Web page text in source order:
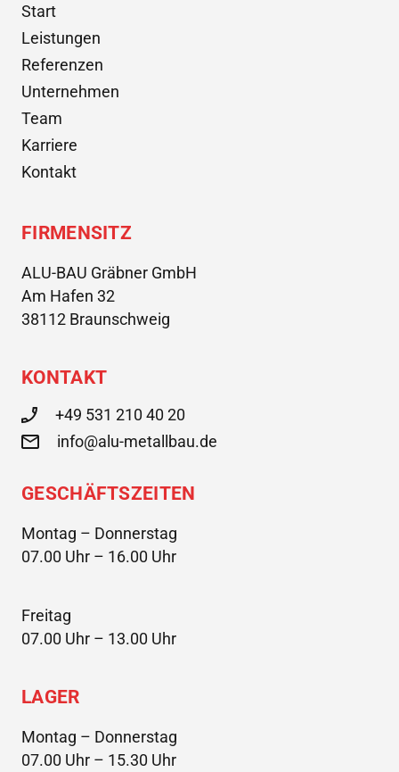
Start
Leistungen
Referenzen
Unternehmen
Team
Karriere
Kontakt
FIRMENSITZ
ALU-BAU Gräbner GmbH
Am Hafen 32
38112 Braunschweig
KONTAKT
+49 531 210 40 20
info@alu-metallbau.de
GESCHÄFTSZEITEN
Montag – Donnerstag
07.00 Uhr – 16.00 Uhr
Freitag
07.00 Uhr – 13.00 Uhr
LAGER
Montag – Donnerstag
07.00 Uhr – 15.30 Uhr